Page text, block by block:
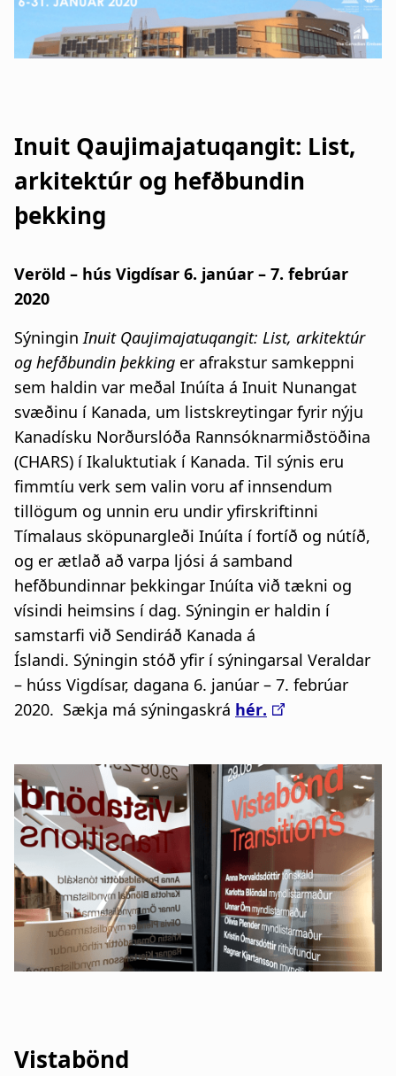
a
t
n
a
l
ó
ð
Inuit Qaujimajatuqangit: List,
arkitektúr og hefðbundin
þekking
Veröld – hús Vigdísar 6. janúar – 7. febrúar
2020
SýninginInuit Qaujimajatuqangit: List, arkitektúr
og hefðbundin þekking er afrakstur samkeppni
sem haldin var meðal Inúíta á Inuit Nunangat
svæðinu í Kanada, um listskreytingar fyrir nýju
Kanadísku Norðurslóða Rannsóknarmiðstöðina
(CHARS) í Ikaluktutiak í Kanada. Til sýnis eru
fimmtíu verk sem valin voru af innsendum
tillögum og unnin eru undir yfirskriftinni
Tímalaus sköpunargleði Inúíta í fortíð og nútíð,
og er ætlað að varpa ljósi á samband
hefðbundinnar þekkingar Inúíta við tækni og
vísindi heimsins í dag. Sýningin er haldin í
samstarfi við Sendiráð Kanada á
Íslandi. Sýningin stóð yfir í sýningarsal Veraldar
– húss Vigdísar, dagana 6. janúar – 7. febrúar
2020. Sækja má sýningaskrá hér.
Vistabönd